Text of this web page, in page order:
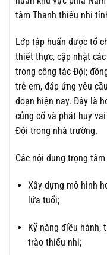
tâm Thanh thiếu nhi
Lớp tập huấn được tổ
thiết thực, cập nhật
trong công tác Đội;
trẻ em, đáp ứng yêu
đoạn hiện nay. Đây là
củng cố và phát huy
Đội trong nhà trường.
Các nội dung trọng
Xây dựng mô hình
lứa tuổi;
Kỹ năng điều hành,
trào thiếu nhi;